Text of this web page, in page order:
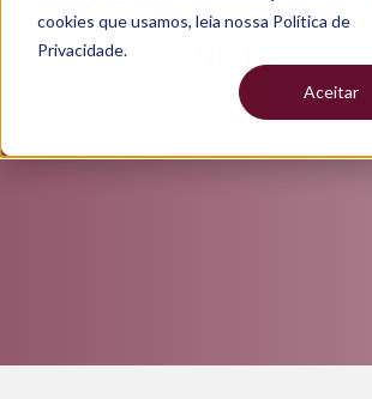
cookies que usamos, leia nossa Política de
Privacidade.
Aceitar